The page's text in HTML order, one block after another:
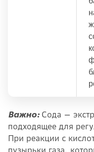
Важно: Сода —
подходящее для
При реакции с